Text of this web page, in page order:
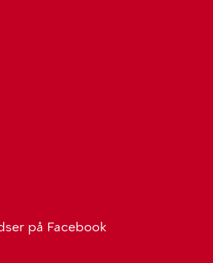
på Facebook